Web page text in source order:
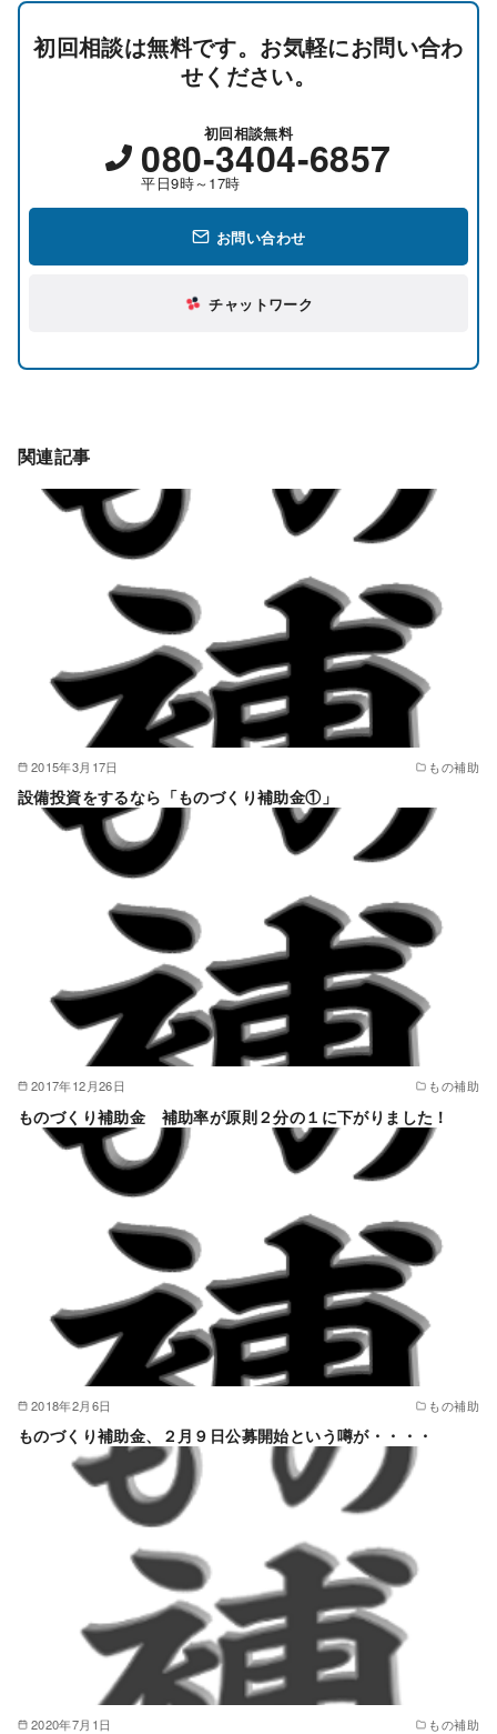
初回相談は無料です。お気軽にお問い合わ
せください。
初回相談無料
080-3404-6857
平日9時～17時
お問い合わせ
チャットワーク
関連記事
2015年3月17日 もの補助
設備投資をするなら「ものづくり補助金①」
2017年12月26日 もの補助
ものづくり補助金 補助率が原則２分の１に下がりました！
2018年2月6日 もの補助
ものづくり補助金、２月９日公募開始という噂が・・・・
2020年7月1日 もの補助